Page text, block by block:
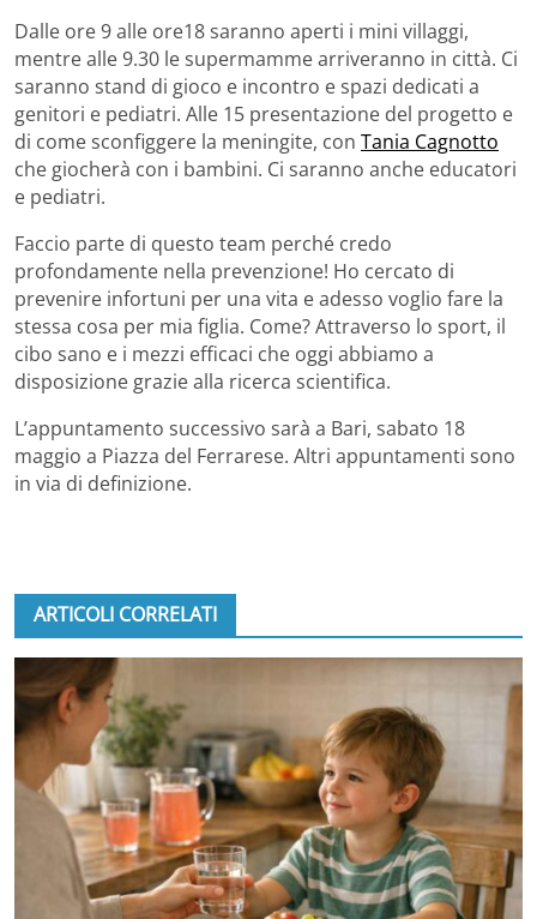
Dalle ore 9 alle ore18 saranno aperti i mini villaggi,
mentre alle 9.30 le supermamme arriveranno in città. Ci
saranno stand di gioco e incontro e spazi dedicati a
genitori e pediatri. Alle 15 presentazione del progetto e
di come sconfiggere la meningite, con Tania Cagnotto
che giocherà con i bambini. Ci saranno anche educatori
e pediatri.
Faccio parte di questo team perché credo
profondamente nella prevenzione! Ho cercato di
prevenire infortuni per una vita e adesso voglio fare la
stessa cosa per mia figlia. Come? Attraverso lo sport, il
cibo sano e i mezzi efficaci che oggi abbiamo a
disposizione grazie alla ricerca scientifica.
L’appuntamento successivo sarà a Bari, sabato 18
maggio a Piazza del Ferrarese. Altri appuntamenti sono
in via di definizione.
ARTICOLI CORRELATI